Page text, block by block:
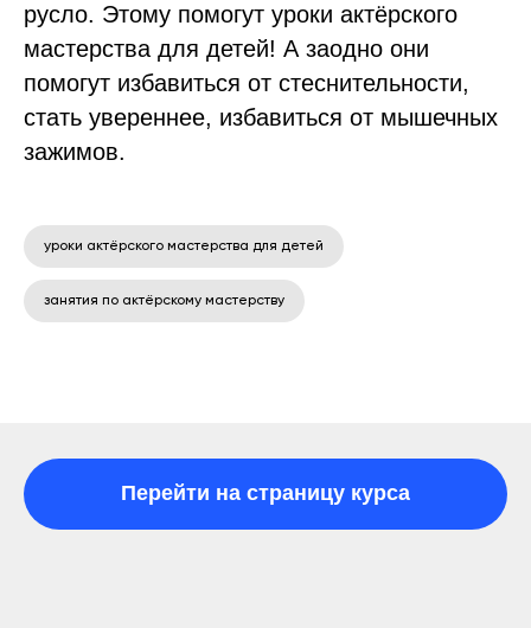
русло. Этому помогут уроки актёрского
мастерства для детей! А заодно они
помогут избавиться от стеснительности,
стать увереннее, избавиться от мышечных
зажимов.
уроки актёрского мастерства для детей
занятия по актёрскому мастерству
Перейти на страницу курса